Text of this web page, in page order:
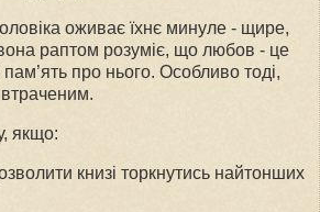
оживає їхнє минуле - щире,
раптом розуміє, що любов - це
про нього. Особливо тоді,
якщо:
книзі торкнутись найтонших